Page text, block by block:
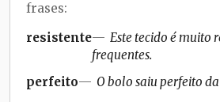
frases:
resistente
Este tecido é muito
frequentes.
perfeito
O bolo saiu perfeito